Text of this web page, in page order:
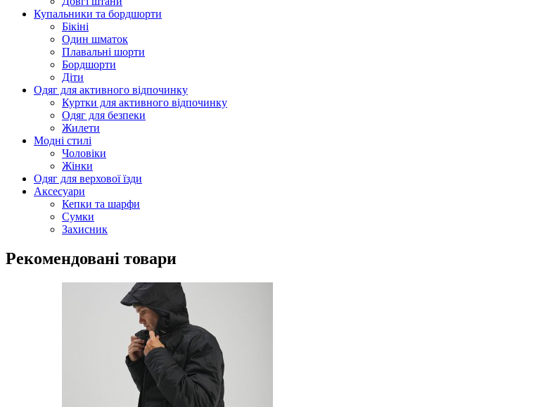
Купальники та бордшорти
Бікіні
Один шматок
Плавальні шорти
Бордшорти
Діти
Одяг для активного відпочинку
Куртки для активного відпочинку
Одяг для безпеки
Жилети
Модні стилі
Чоловіки
Жінки
Одяг для верхової їзди
Аксесуари
Кепки та шарфи
Сумки
Захисник
Рекомендовані товари